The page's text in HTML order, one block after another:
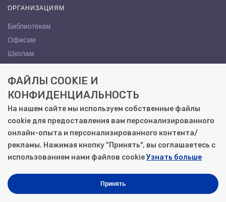
ОРГАНИЗАЦИЯМ
Библиотекам
Офисам
Школам
КОНТАКТЫ
Саратов, ул. Осипова, 10А
+7 (8452) 72-65-65
gemera@moya-kniga.ru
Моя книга | Сеть книжных магазинов в Саратове
ФАЙЛЫ COOKIE И
КОНФИДЕНЦИАЛЬНОСТЬ
На нашем сайте мы используем собственные файлы
cookie для предоставления вам персонализированного
онлайн-опыта и персонализированного контента/
рекламы. Нажимая кнопку "Принять", вы соглашаетесь с
использованием нами файлов cookieУзнать больше
Принять